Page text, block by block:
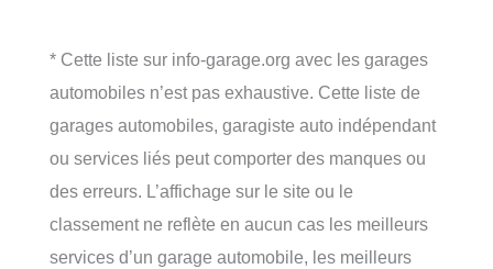
* Cette liste sur info-garage.org avec les garages
automobiles n’est pas exhaustive. Cette liste de
garages automobiles, garagiste auto indépendant
ou services liés peut comporter des manques ou
des erreurs. L’affichage sur le site ou le
classement ne reflète en aucun cas les meilleurs
services d’un garage automobile, les meilleurs